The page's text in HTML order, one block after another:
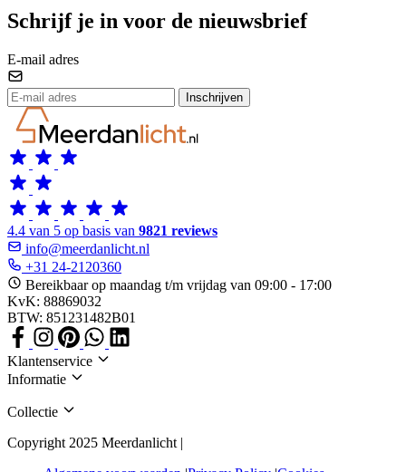
Schrijf je in voor de nieuwsbrief
E-mail adres
Inschrijven
4.4 van 5 op basis van 9821 reviews
info@meerdanlicht.nl
+31 24-2120360
Bereikbaar op maandag t/m vrijdag van 09:00 - 17:00
KvK: 88869032
BTW: 851231482B01
Klantenservice
Informatie
Collectie
Copyright 2025 Meerdanlicht |